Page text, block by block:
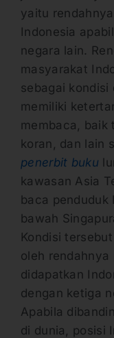
yaitu
Indonesia
negara lain.
masyarakat
sebagai
memiliki
membaca, baik
koran, dan lain
penerbit buku
kawasan Asia
baca penduduk
bawah
Kondisi
oleh
didapatkan
dengan ketiga
Apabila
di dunia, posisi